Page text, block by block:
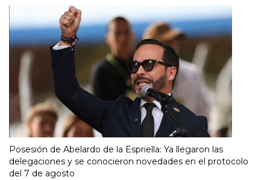
Posesión de Abelardo de la Espriella: Ya llegaron las
delegaciones y se conocieron novedades en el protocolo
del 7 de agosto